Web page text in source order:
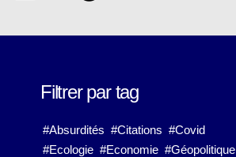
Filtrer par tag
#Absurdités #Citations #Covid
#Ecologie #Economie #Géopolitique